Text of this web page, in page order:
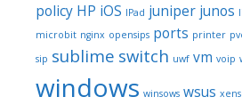
policy HP iOS IPad juniper junos
microbit nginx opensips ports printer
sip sublime switch uwf vm voip
windows winsows wsus